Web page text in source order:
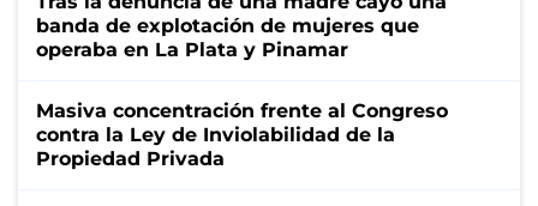
banda de explotación de mujeres que
operaba en La Plata y Pinamar
Masiva concentración frente al Congreso
contra la Ley de Inviolabilidad de la
Propiedad Privada